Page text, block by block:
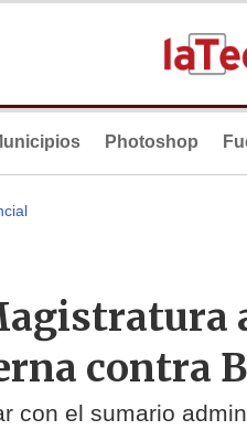
Photoshop
contra
con el sumario